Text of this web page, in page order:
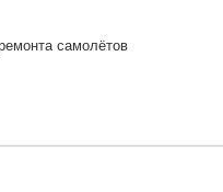
самолётов